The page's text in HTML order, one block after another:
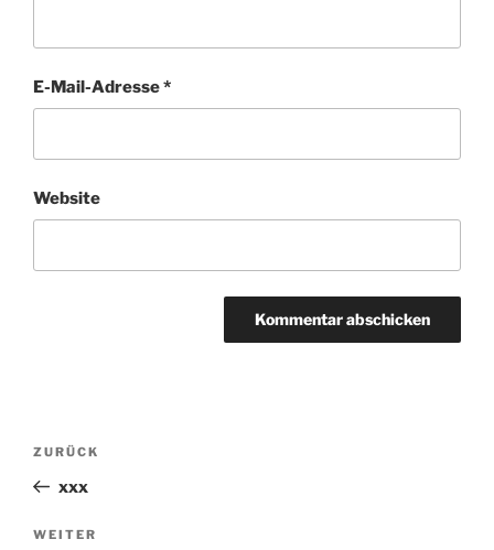
E-Mail-Adresse*
Website
Beitragsnavigation
Vorheriger
Beitrag
ZURÜCK
xxx
Nächster
WEITER